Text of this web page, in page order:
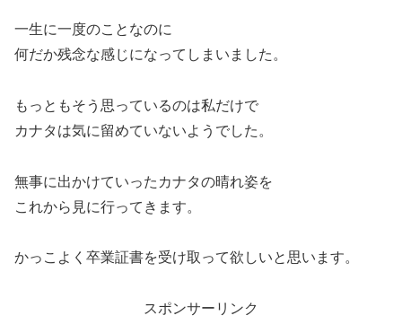
一生に一度のことなのに
何だか残念な感じになってしまいました。
もっともそう思っているのは私だけで
カナタは気に留めていないようでした。
無事に出かけていったカナタの晴れ姿を
これから見に行ってきます。
かっこよく卒業証書を受け取って欲しいと思います。
スポンサーリンク